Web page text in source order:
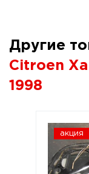
Другие
Citroen
1998
акция